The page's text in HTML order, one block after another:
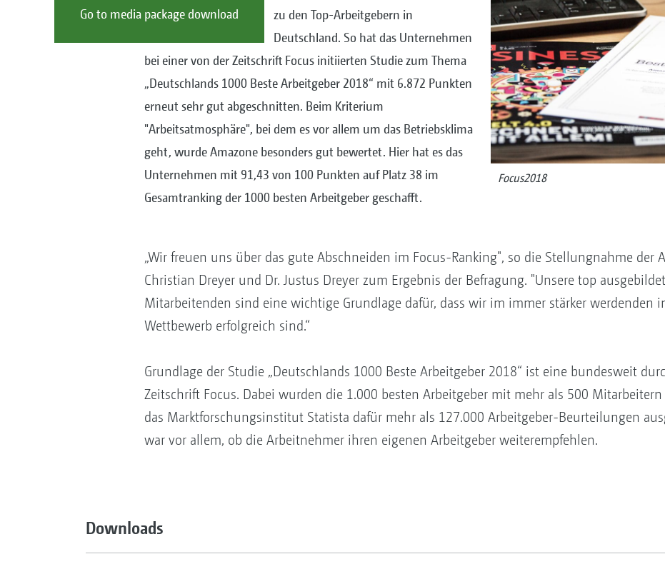
Go to media package download
Focus2018
zu den Top-Arbeitgebern in
Deutschland. So hat das Unternehmen
bei einer von der Zeitschrift Focus initiierten Studie zum Thema
„Deutschlands 1000 Beste Arbeitgeber 2018“ mit 6.872 Punkten
erneut sehr gut abgeschnitten. Beim Kriterium
"Arbeitsatmosphäre", bei dem es vor allem um das Betriebsklima
geht, wurde Amazone besonders gut bewertet. Hier hat es das
Unternehmen mit 91,43 von 100 Punkten auf Platz 38 im
Gesamtranking der 1000 besten Arbeitgeber geschafft.
„Wir freuen uns über das gute Abschneiden im Focus-Ranking", so die Stellungnahme der
Christian Dreyer und Dr. Justus Dreyer zum Ergebnis der Befragung. "Unsere top
Mitarbeitenden sind eine wichtige Grundlage dafür, dass wir im immer stärker werdenden
Wettbewerb erfolgreich sind.“
Grundlage der Studie „Deutschlands 1000 Beste Arbeitgeber 2018“ ist eine bundesweit
Zeitschrift Focus. Dabei wurden die 1.000 besten Arbeitgeber mit mehr als 500
das Marktforschungsinstitut Statista dafür mehr als 127.000 Arbeitgeber-Beurteilungen
war vor allem, ob die Arbeitnehmer ihren eigenen Arbeitgeber weiterempfehlen.
Downloads